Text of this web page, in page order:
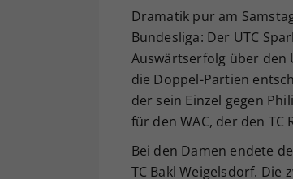
Dramatik pur am
Bundesliga: Der UTC
Auswärtserfolg über den
die Doppel-Partien
der sein Einzel gegen
für den WAC, der den
Bei den Damen endete
TC Bakl Weigelsdorf. Die